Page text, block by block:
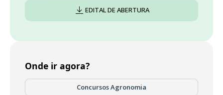
EDITAL DE ABERTURA
Onde ir agora?
Concursos Agronomia